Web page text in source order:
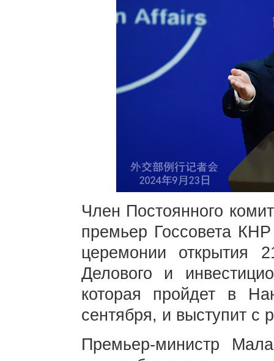
Член Постоянного
премьер Госсовета
церемонии открытия
Делового и
которая пройдет в
сентября, и выступит с
Премьер-министр